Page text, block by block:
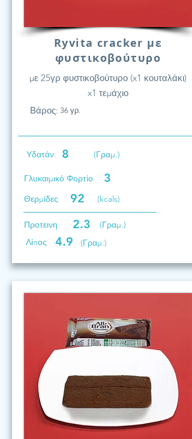
Ryvita cracker με
φυστικοβούτυρο
με 25γρ φυστικοβούτυρο (x1 κουταλάκι)
x1 τεμάχιο
Βάρος: 36 γρ.
Υδατάν. 8 (Γραμ.)
Γλυκαιμικό Φορτίο 3
Θερμίδες 92 (kcals)
Προτεινη 2.3
(Γραμ.)
Λίπος
4.9 (Γραμ.)